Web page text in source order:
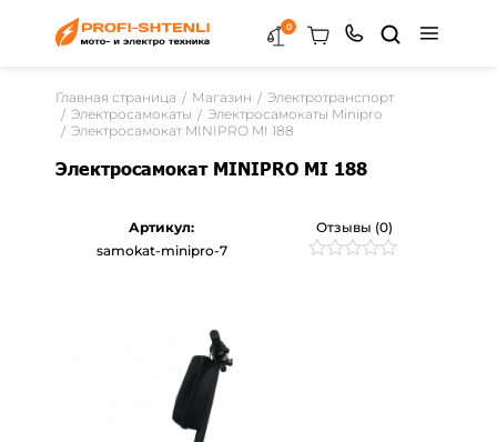
0
Главная страница Магазин
Электротранспорт
Электросамокаты
Электросамокаты Minipro
Электросамокат MINIPRO MI 188
Электросамокат MINIPRO MI 188
Отзывы (0)
Артикул:
samokat-minipro-7